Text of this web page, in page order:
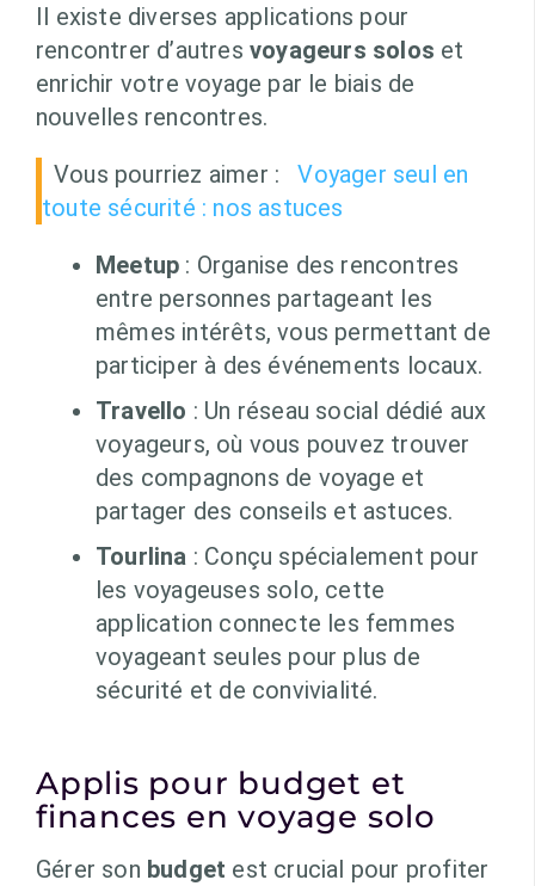
Il existe diverses applications pour
rencontrer d’autres voyageurs solos et
enrichir votre voyage par le biais de
nouvelles rencontres.
Vous pourriez aimer :
Voyager seul en
toute sécurité : nos astuces
Meetup : Organise des rencontres
entre personnes partageant les
mêmes intérêts, vous permettant de
participer à des événements locaux.
Travello : Un réseau social dédié aux
voyageurs, où vous pouvez trouver
des compagnons de voyage et
partager des conseils et astuces.
Tourlina : Conçu spécialement pour
les voyageuses solo, cette
application connecte les femmes
voyageant seules pour plus de
sécurité et de convivialité.
Applis pour budget et
finances en voyage solo
Gérer son budget est crucial pour profiter